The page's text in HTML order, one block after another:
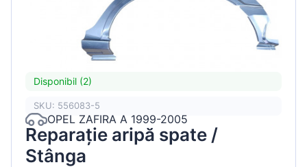
Disponibil (2)
SKU: 556083-5
OPEL ZAFIRA A 1999-2005
Reparație aripă spate /
Stânga